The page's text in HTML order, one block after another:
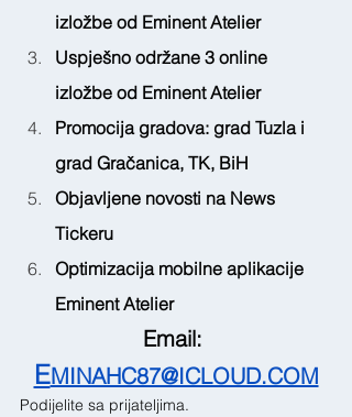
izložbe od Eminent Atelier
Uspješno održane 3 online
izložbe od Eminent Atelier
Promocija gradova: grad Tuzla i
grad Gračanica, TK, BiH
Objavljene novosti na News
Tickeru
Optimizacija mobilne aplikacije
Eminent Atelier
Email:
EMINAHC87@ICLOUD.COM
Podijelite sa prijateljima.